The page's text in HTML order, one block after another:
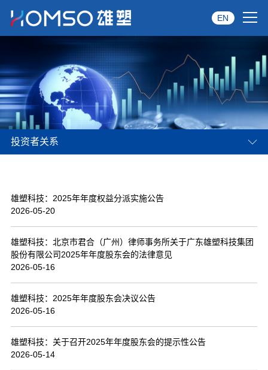
关于雄塑
产品中心
品牌服务
资讯中心
经典案例
联系我们
EN
投资者关系
雄塑科技：2025年年度权益分派实施公告
2026-05-20
雄塑科技：北京市君合（广州）律师事务所关于广东雄塑科技集团
股份有限公司2025年年度股东会的法律意见
2026-05-16
雄塑科技：2025年年度股东会决议公告
2026-05-16
雄塑科技：关于召开2025年年度股东会的提示性公告
2026-05-14